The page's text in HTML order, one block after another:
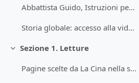
Abbattista Guido, Istruzioni per la redazione di relazioni, tesine e tesi
Storia globale: accesso alla videoregistrazione delle lezioni su Stream
Minimizza
Sezione 1. Letture
Pagine scelte da La Cina nella storia globale